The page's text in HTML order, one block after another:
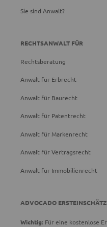
Sie sind Anwalt?
RECHTSANWALT FÜR
Rechtsberatung
Anwalt für Erbrecht
Anwalt für Baurecht
Anwalt für Patentrecht
Anwalt für Markenrecht
Anwalt für Vertragsrecht
Anwalt für Immobilienrecht
ADVOCADO
Wichtig: Für eine kostenlose